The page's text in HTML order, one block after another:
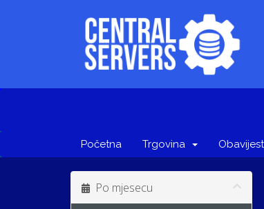
Početna Trgovina
Po mjesecu